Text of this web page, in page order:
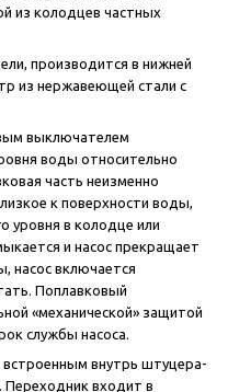
из колодцев частных
производится в нижней
из нержавеющей стали с
выключателем
воды относительно
часть неизменно
к поверхности воды,
уровня в колодце или
и насос прекращает
насос включается
Поплавковый
«механической» защитой
службы насоса.
внутрь штуцера-
Переходник входит в